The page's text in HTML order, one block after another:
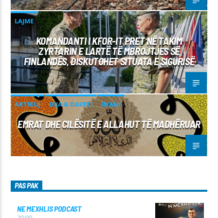
LAJME
KOMANDANTI I KFOR-IT PRET NË TAKIM
ZYRTARIN E LARTË TË MBROJTJES SË
FINLANDËS, DISKUTOHET SITUATA E SIGURISË
ARTIKUJ DIJA & DAVETI IMANI
EMRAT DHE CILËSITË E ALLAHUT TË MADHËRUAR
PAS PAK
NE MEXHLIS PODCAST